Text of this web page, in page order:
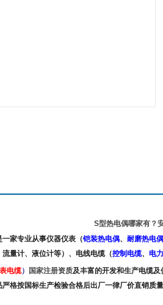
S型热电偶哪家有？
一家专业从事仪器仪表（铠装热电偶、 耐磨热电偶
流量计、液位计等）、电线电缆（控制电缆、 电
电缆） 国家注册资质及丰富的开发和生产电缆
格按国标生产检验合格后出厂一律厂价直销